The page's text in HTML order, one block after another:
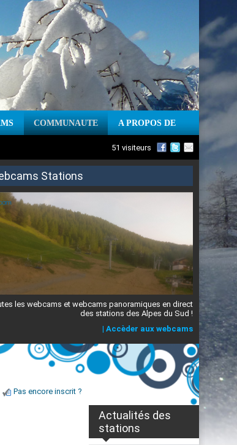
COMMUNAUTE A PROPOS DE
51 visiteurs
Stations
les webcams et webcams panoramiques en direct
des stations des Alpes du Sud !
| Accèder aux webcams
Pas encore inscrit ?
Actualités des
stations